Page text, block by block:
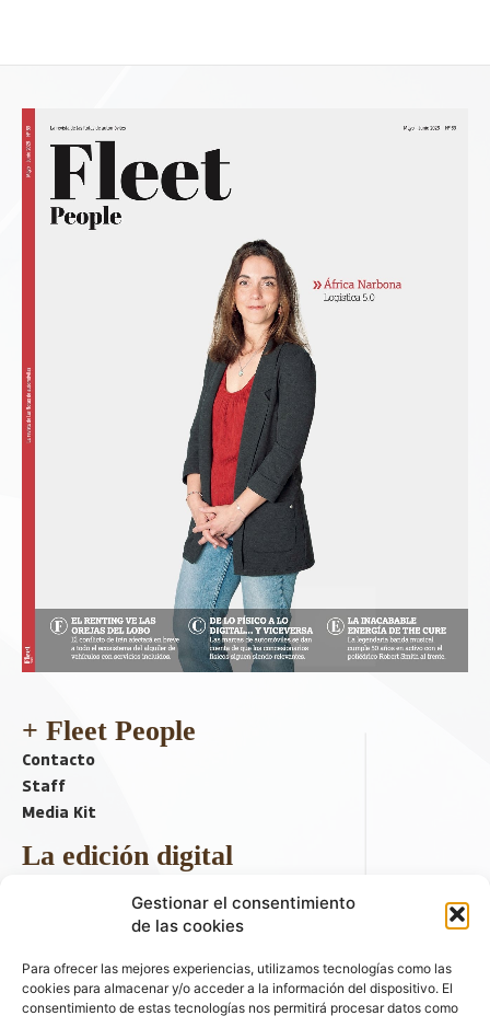
Gestionar el consentimiento
de las cookies
Para ofrecer las mejores experiencias, utilizamos tecnologías como las
cookies para almacenar y/o acceder a la información del dispositivo. El
consentimiento de estas tecnologías nos permitirá procesar datos como
+ Fleet People
Contacto
Staff
Media Kit
La edición digital
Descargar último ejemplar
ir a hemeroteca
+ Contenido en redes sociales